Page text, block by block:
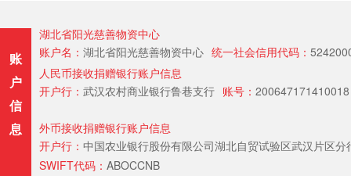
账
户
信
息
湖北省阳光慈善物资中心
账户名： 湖北省阳光慈善物资中心 统一社会信用代码：
人民币接收捐赠银行账户信息
开户行： 武汉农村商业银行鲁巷支行 账号： 200647171410018
外币接收捐赠银行账户信息
开户行： 中国农业银行股份有限公司湖北自贸试验区武汉片区
SWIFT代码： ABOCCNB